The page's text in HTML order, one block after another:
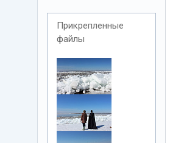
Прикрепленные
файлы